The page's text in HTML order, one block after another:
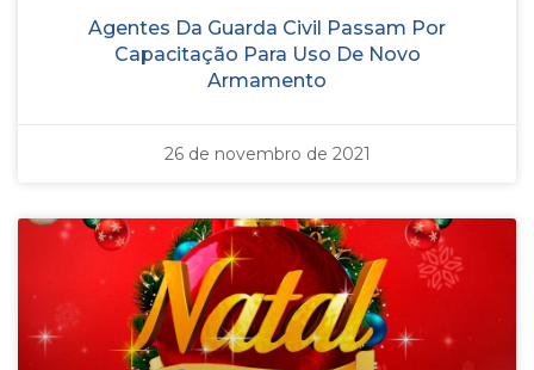
Agentes Da Guarda Civil Passam Por
Capacitação Para Uso De Novo
Armamento
26 de novembro de 2021